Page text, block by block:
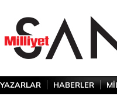
YAZARLAR HABERLER